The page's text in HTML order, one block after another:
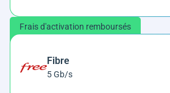
Frais d'activation remboursés
Fibre
5 Gb/s